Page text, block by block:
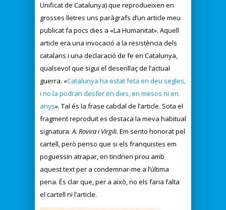
Unificat de Catalunya) que reprodueixen en
grosses lletres uns paràgrafs d’un article meu
publicat fa pocs dies a «La Humanitat». Aquell
article era una invocació a la resistència dels
catalans i una declaració de fe en Catalunya,
qualsevol que sigui el desenllaç de l’actual
guerra. «Catalunya ha estat feta en deu segles,
i no la podran desfer en dies, en mesos ni en
anys». Tal és la frase cabdal de l’article. Sota el
fragment reproduït es destaca la meva habitual
signatura:A. RoviraiVirgili. Em sento honorat pel
cartell, però penso que si els franquistes em
poguessin atrapar, en tindrien prou amb
aquest text per a condemnar-me a l’última
pena. És clar que, per a això, no els faria falta
el cartell ni l’article.